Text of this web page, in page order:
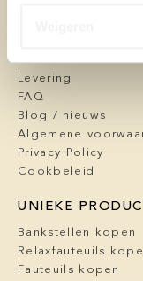
Onderhoud
Levering
FAQ
Blog / nieuws
Algemene
Privacy Policy
Cookbeleid
UNIEKE
Bankstellen kopen
Relaxfauteuils
Fauteuils kopen